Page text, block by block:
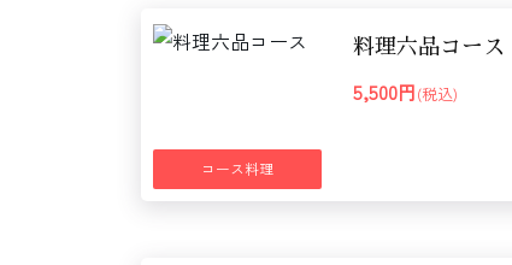
コース料理
料理六品コース
5,500円(税込)